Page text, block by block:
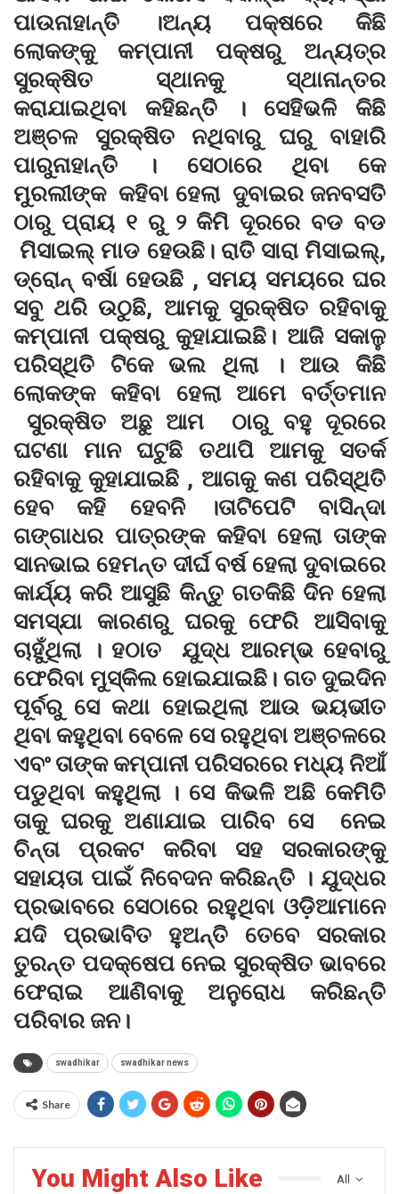
ପାଉନାହାନ୍ତି ।ଅନ୍ୟ ପକ୍ଷରେ କିଛି
ଲୋକଙ୍କୁ କମ୍ପାନୀ ପକ୍ଷରୁ ଅନ୍ୟତ୍ର
ସୁରକ୍ଷିତ ସ୍ଥାନକୁ ସ୍ଥାନାନ୍ତର
କରାଯାଇଥିବା କହିଛନ୍ତି । ସେହିଭଳି କିଛି
ଅଞ୍ଚଳ ସୁରକ୍ଷିତ ନଥିବାରୁ ଘରୁ ବାହାରି
ପାରୁନାହାନ୍ତି । ସେଠାରେ ଥିବା କେ
ମୁରଲୀଙ୍କ କହିବା ହେଲା ଦୁବାଇର ଜନବସତି
ଠାରୁ ପ୍ରାୟ ୧ ରୁ ୨ କିମି ଦୂରରେ ବଡ ବଡ
ମିସାଇଲ୍ ମାଡ ହେଉଛି। ରାତି ସାରା ମିସାଇଲ୍,
ଡ୍ରୋନ୍ ବର୍ଷା ହେଉଛି , ସମୟ ସମୟରେ ଘର
ସବୁ ଥରି ଉଠୁଛି, ଆମକୁ ସୁରକ୍ଷିତ ରହିବାକୁ
କମ୍ପାନୀ ପକ୍ଷରୁ କୁହାଯାଇଛି। ଆଜି ସକାଳୁ
ପରିସ୍ଥିତି ଟିକେ ଭଲ ଥିଲା । ଆଉ କିଛି
ଲୋକଙ୍କ କହିବା ହେଲା ଆମେ ବର୍ତ୍ତମାନ
ସୁରକ୍ଷିତ ଅଛୁ ଆମ ଠାରୁ ବହୁ ଦୂରରେ
ଘଟଣା ମାନ ଘଟୁଛି ତଥାପି ଆମକୁ ସତର୍କ
ରହିବାକୁ କୁହାଯାଇଛି , ଆଗକୁ କଣ ପରିସ୍ଥିତି
ହେବ କହି ହେବନି ।ତାଟିପେଟି ବାସିନ୍ଦା
ଗଙ୍ଗାଧର ପାତ୍ରଙ୍କ କହିବା ହେଲା ତାଙ୍କ
ସାନଭାଇ ହେମନ୍ତ ଦୀର୍ଘ ବର୍ଷ ହେଲା ଦୁବାଇରେ
କାର୍ଯ୍ୟ କରି ଆସୁଛି କିନ୍ତୁ ଗତକିଛି ଦିନ ହେଲା
ସମସ୍ଯା କାରଣରୁ ଘରକୁ ଫେରି ଆସିବାକୁ
ଚାହୁଁଥିଲା । ହଠାତ ଯୁଦ୍ଧ ଆରମ୍ଭ ହେବାରୁ
ଫେରିବା ମୁସ୍କିଲ ହୋଇଯାଇଛି। ଗତ ଦୁଇଦିନ
ପୂର୍ବରୁ ସେ କଥା ହୋଇଥିଲା ଆଉ ଭୟଭୀତ
ଥିବା କହୁଥିବା ବେଳେ ସେ ରହୁଥିବା ଅଞ୍ଚଳରେ
ଏବଂ ତାଙ୍କ କମ୍ପାନୀ ପରିସରରେ ମଧ୍ୟ ନିଆଁ
ପଡୁଥିବା କହୁଥିଲା । ସେ କିଭଳି ଅଛି କେମିତି
ତାକୁ ଘରକୁ ଅଣାଯାଇ ପାରିବ ସେ ନେଇ
ଚିନ୍ତା ପ୍ରକଟ କରିବା ସହ ସରକାରଙ୍କୁ
ସହାୟତା ପାଇଁ ନିବେଦନ କରିଛନ୍ତି । ଯୁଦ୍ଧର
ପ୍ରଭାବରେ ସେଠାରେ ରହୁଥିବା ଓଡ଼ିଆମାନେ
ଯଦି ପ୍ରଭାବିତ ହୁଅନ୍ତି ତେବେ ସରକାର
ତୁରନ୍ତ ପଦକ୍ଷେପ ନେଇ ସୁରକ୍ଷିତ ଭାବରେ
ଫେରାଇ ଆଣିବାକୁ ଅନୁରୋଧ କରିଛନ୍ତି
ପରିବାର ଜନ।
swadhikar swadhikar news
Share
All
You Might Also Like